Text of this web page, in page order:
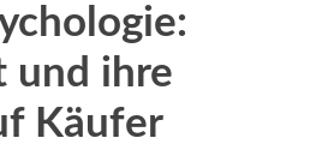
und ihre
Käufer